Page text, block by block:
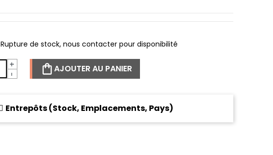
Rupture de stock, nous contacter pour disponibilité
-
+ AJOUTER AU PANIER
Entrepôts (Stock, Emplacements, Pays)